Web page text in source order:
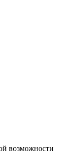
возможности